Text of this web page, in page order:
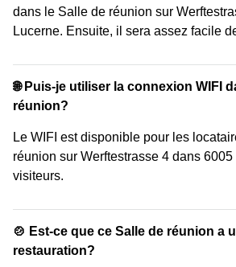
dans le Salle de réunion sur
Lucerne. Ensuite, il sera assez facile
🌐 Puis-je utiliser la connexion WIFI
réunion?
Le WIFI est disponible pour les
réunion sur Werftestrasse 4 dans
visiteurs.
🍲 Est-ce que ce Salle de réunion a
restauration?